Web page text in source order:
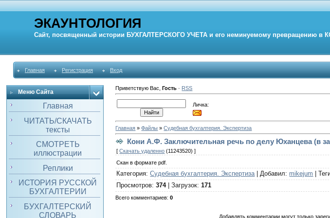
ЭКАУНТОЛОГИЯ
Сайт, посвященный истории БУХГАЛТЕРСКОГО УЧЕТА и его неминуемому превращению в
Главная Регистрация Вход
Меню Сайта
Главная
ЧИТАТЬ/СКАЧАТЬ
тексты
СМОТРЕТЬ
иллюстрации
Реплики
ИСТОРИЯ РУССКОЙ
БУХГАЛТЕРИИ
БУХГАЛТЕРСКИЙ
СЛОВАРЬ
Приветствую Вас ,Гость · RSS
Личка:
Главная »Файлы »Судебная бухгалтерия. Экспертиза
Кони А.Ф. Заключительная речь по делу Юханцева (в
[Скачать удаленно (11243520) ]
Скан в формате pdf.
Категория:Судебная бухгалтерия. Экспертиза|Добавил: mikejum |
Просмотров:374|Загрузок:171
Всего комментариев:0
Добавлять комментарии могут только